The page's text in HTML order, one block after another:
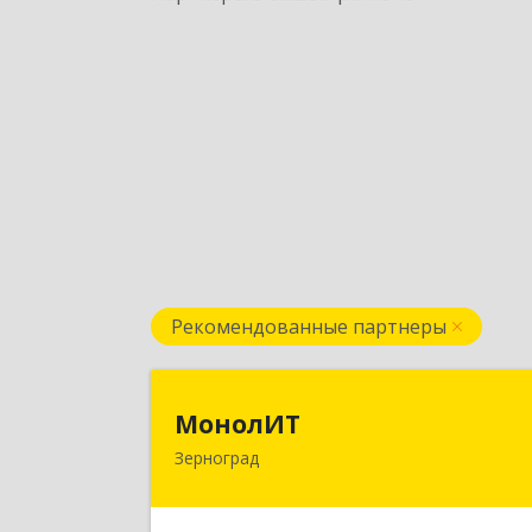
Рекомендованные партнеры
МонолИТ
Зерноград